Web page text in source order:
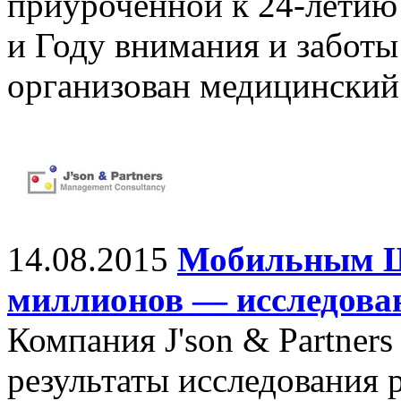
и Году внимания и
организован
14.08.2015 Мобильным
миллионов —
Компания J'son &
результаты